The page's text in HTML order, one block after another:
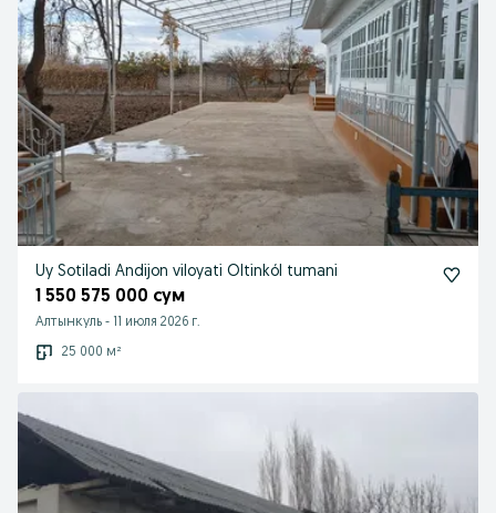
Uy Sotiladi Andijon viloyati Oltinkól tumani
1 550 575 000 сум
Алтынкуль - 11 июля 2026 г.
25 000 м²